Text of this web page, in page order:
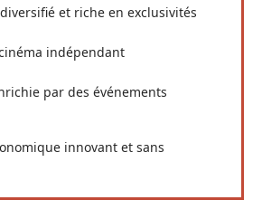
et riche en exclusivités
indépendant
par des événements
innovant et sans